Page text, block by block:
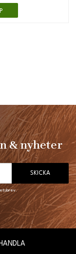
& nyheter
SKICKA
HANDLA